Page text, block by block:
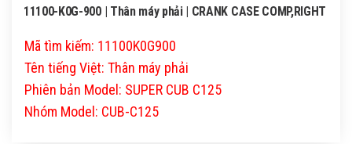
11100-K0G-900 | Thân máy phải | CRANK CASE COMP,RIGHT
Mã tìm kiếm: 11100K0G900
Tên tiếng Việt: Thân máy phải
Phiên bản Model: SUPER CUB C125
Nhóm Model: CUB-C125